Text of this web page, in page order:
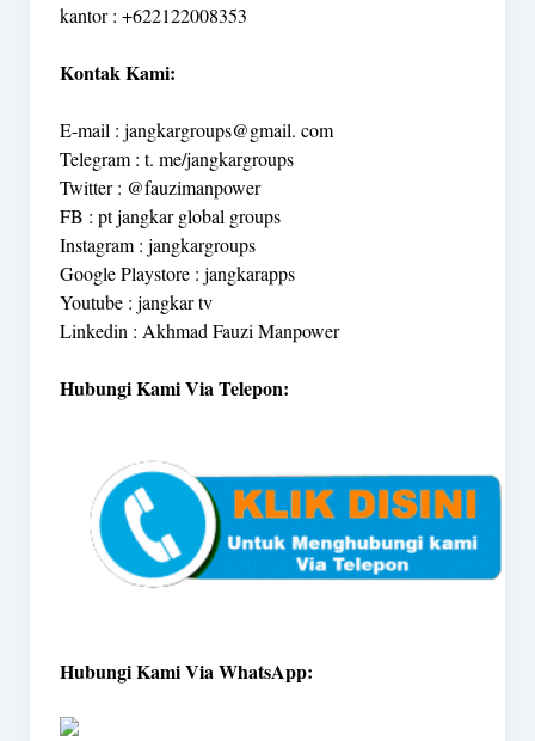
kantor : +622122008353
Kontak Kami:
E-mail : jangkargroups@gmail. com
Telegram : t. me/jangkargroups
Twitter : @fauzimanpower
FB : pt jangkar global groups
Instagram : jangkargroups
Google Playstore : jangkarapps
Youtube : jangkar tv
Linkedin : Akhmad Fauzi Manpower
Hubungi Kami Via Telepon:
Hubungi Kami Via WhatsApp: